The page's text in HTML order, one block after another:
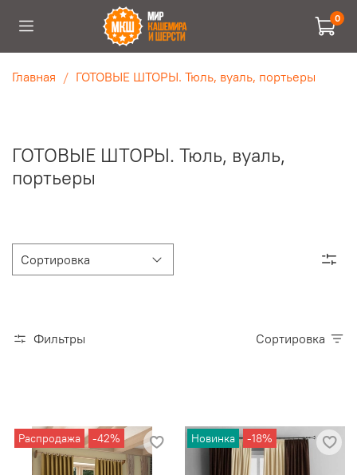
0
Главная ГОТОВЫЕ ШТОРЫ. Тюль, вуаль, портьеры
ГОТОВЫЕ ШТОРЫ. Тюль, вуаль,
портьеры
Фильтры Сортировка
Распродажа -42% Новинка -18%